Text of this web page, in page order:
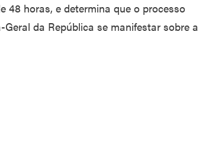
48 horas, e determina que o processo
da República se manifestar sobre a